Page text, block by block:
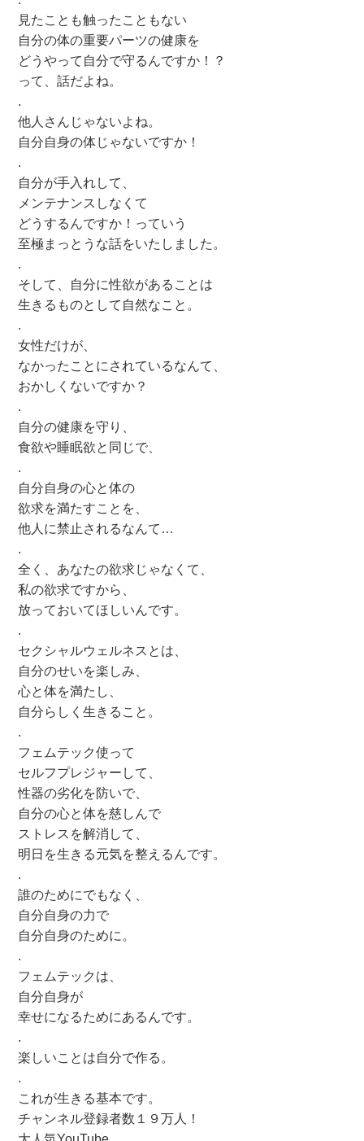
見たことも触ったこともない
自分の体の重要パーツの健康を
どうやって自分で守るんですか！？
って、話だよね。
.
他人さんじゃないよね。
自分自身の体じゃないですか！
.
自分が手入れして、
メンテナンスしなくて
どうするんですか！っていう
至極まっとうな話をいたしました。
.
そして、自分に性欲があることは
生きるものとして自然なこと。
.
女性だけが、
なかったことにされているなんて、
おかしくないですか？
.
自分の健康を守り、
食欲や睡眠欲と同じで、
.
自分自身の心と体の
欲求を満たすことを、
他人に禁止されるなんて…
.
全く、あなたの欲求じゃなくて、
私の欲求ですから、
放っておいてほしいんです。
.
セクシャルウェルネスとは、
自分のせいを楽しみ、
心と体を満たし、
自分らしく生きること。
.
フェムテック使って
セルフプレジャーして、
性器の劣化を防いで、
自分の心と体を慈しんで
ストレスを解消して、
明日を生きる元気を整えるんです。
.
誰のためにでもなく、
自分自身の力で
自分自身のために。
.
フェムテックは、
自分自身が
幸せになるためにあるんです。
.
楽しいことは自分で作る。
.
これが生きる基本です。
チャンネル登録者数１９万人！